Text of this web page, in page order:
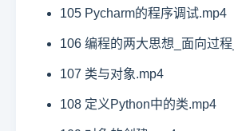
105 Pycharm的程序调试.mp4
106 编程的两大思想_面向过
107 类与对象.mp4
108 定义Python中的类.mp4